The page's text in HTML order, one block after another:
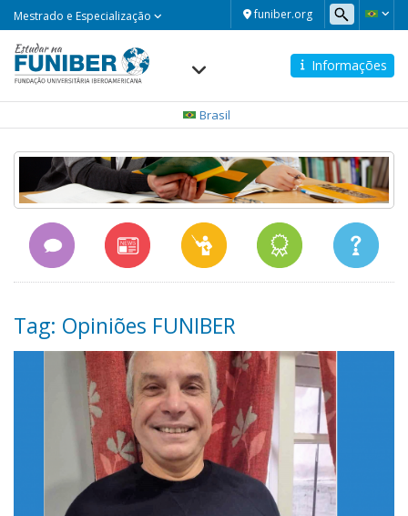
funiber.org
Mestrado e Especialização
Informações
Brasil
Tag: Opiniões FUNIBER